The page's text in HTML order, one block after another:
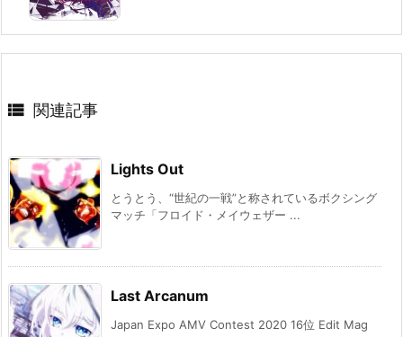
 関連記事
Lights Out
とうとう、“世紀の一戦”と称されているボクシング
マッチ「フロイド・メイウェザー ...
Last Arcanum
Japan Expo AMV Contest 2020 16位 Edit Mag